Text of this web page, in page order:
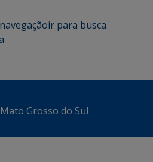
ir para busca
Grosso do Sul